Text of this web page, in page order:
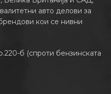
авто делови за
кои се нивни
б (спроти бензинската